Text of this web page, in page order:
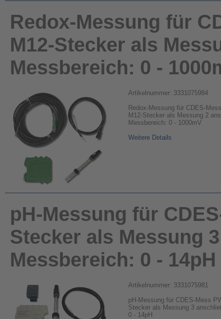
Redox-Messung für
M12-Stecker als
Messbereich: 0 -
Artikelnummer: 3331075984
Redox-Messung für CDES-
M12-Stecker als Messung 2
Messbereich: 0 - 1000mV
Weitere Details
pH-Messung für
Stecker als Messung
Messbereich: 0 - 14pH
Artikelnummer: 3331075981
pH-Messung für CDES-Mess
Stecker als Messung 3
0 - 14pH